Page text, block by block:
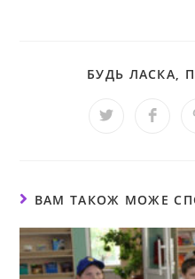
БУДЬ ЛАСКА,
ВАМ ТАКОЖ МОЖЕ